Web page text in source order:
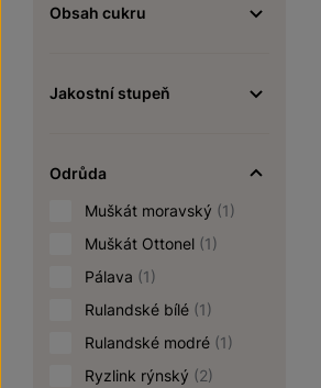
Obsah cukru
Jakostní stupeň
Odrůda
Muškát moravský (1)
Muškát Ottonel (1)
Pálava (1)
Rulandské bílé (1)
Rulandské modré (1)
Ryzlink rýnský (2)